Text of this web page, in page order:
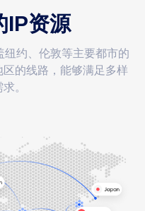
IP资源
约、伦敦等主要都市的
的线路，能够满足多样
。